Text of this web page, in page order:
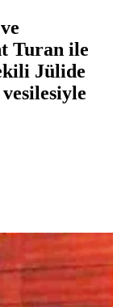
Turan ile
Jülide